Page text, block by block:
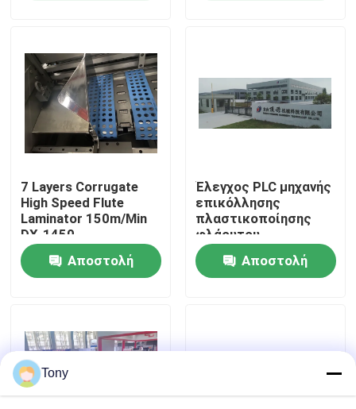
περιοδεία στο εργοστάσιο
Έλεγχος ποιότητας
Επικοινωνήστε μαζί μας
Ειδήσεις
Ζητήστε μια προσφορά
Laminator φλαούτων μηχανή
1450
7 Layers Corrugate
High Speed ​​Flute
Laminator 150m/Min
DX-1450
Αποστολή
Έλεγχος PLC μηχανής
επικόλλησης
πλαστικοποίησης
φλάουτου
1650mmx1650mm
Αποστολή
Tony